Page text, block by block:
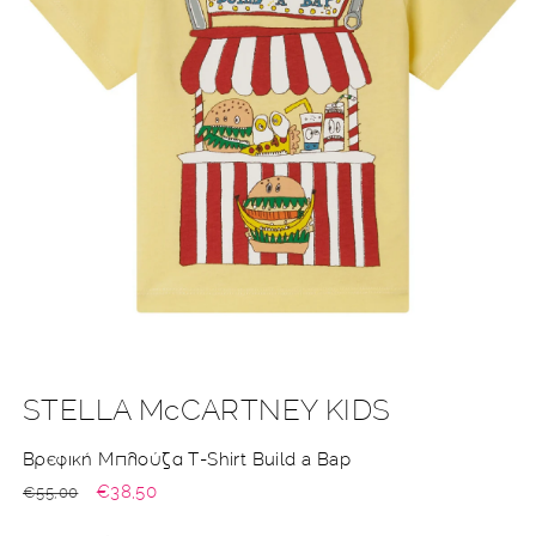
στο
βοηθητικό
STELLA McCARTNEY KIDS
Βρεφική Μπλούζα T-Shirt Build a Bap
Κανονική
€55,00
Τιμή
€38,50